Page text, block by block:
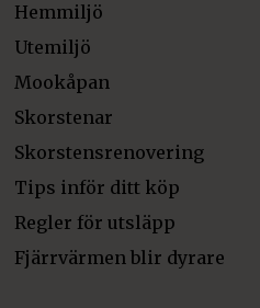
Hemmiljö
Utemiljö
Mookåpan
Skorstenar
Skorstensrenovering
Tips inför ditt köp
Regler för utsläpp
Fjärrvärmen blir dyrare